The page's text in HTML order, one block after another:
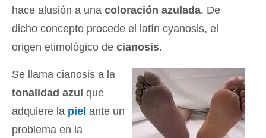
hace alusión a una coloración azulada. De
dicho concepto procede el latín cyanosis, el
origen etimológico de cianosis.
Se llama cianosis a la
tonalidad azul que
adquiere la piel ante un
problema en la